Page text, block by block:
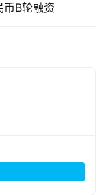
B轮融资